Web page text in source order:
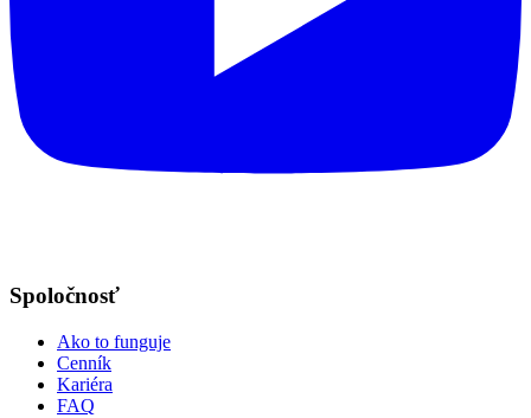
Spoločnosť
Ako to funguje
Cenník
Kariéra
FAQ